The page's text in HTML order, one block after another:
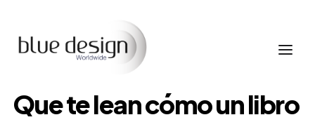
Que te lean cómo un libro